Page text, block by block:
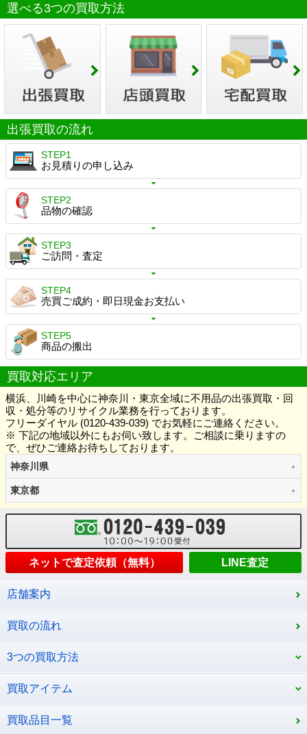
選べる3つの買取方法
出張買取の流れ
STEP1
お見積りの申し込み
STEP2
品物の確認
STEP3
ご訪問・査定
STEP4
売買ご成約・即日現金お支払い
STEP5
商品の搬出
買取対応エリア
横浜、川崎を中心に神奈川・東京全域に不用品の出張買取・回
収・処分等のリサイクル業務を行っております。
フリーダイヤル (0120-439-039) でお気軽にご連絡ください。
※ 下記の地域以外にもお伺い致します。ご相談に乗りますの
で、ぜひご連絡お待ちしております。
神奈川県
東京都
ネットで査定依頼（無料） LINE査定
店舗案内
買取の流れ
3つの買取方法
買取アイテム
買取品目一覧